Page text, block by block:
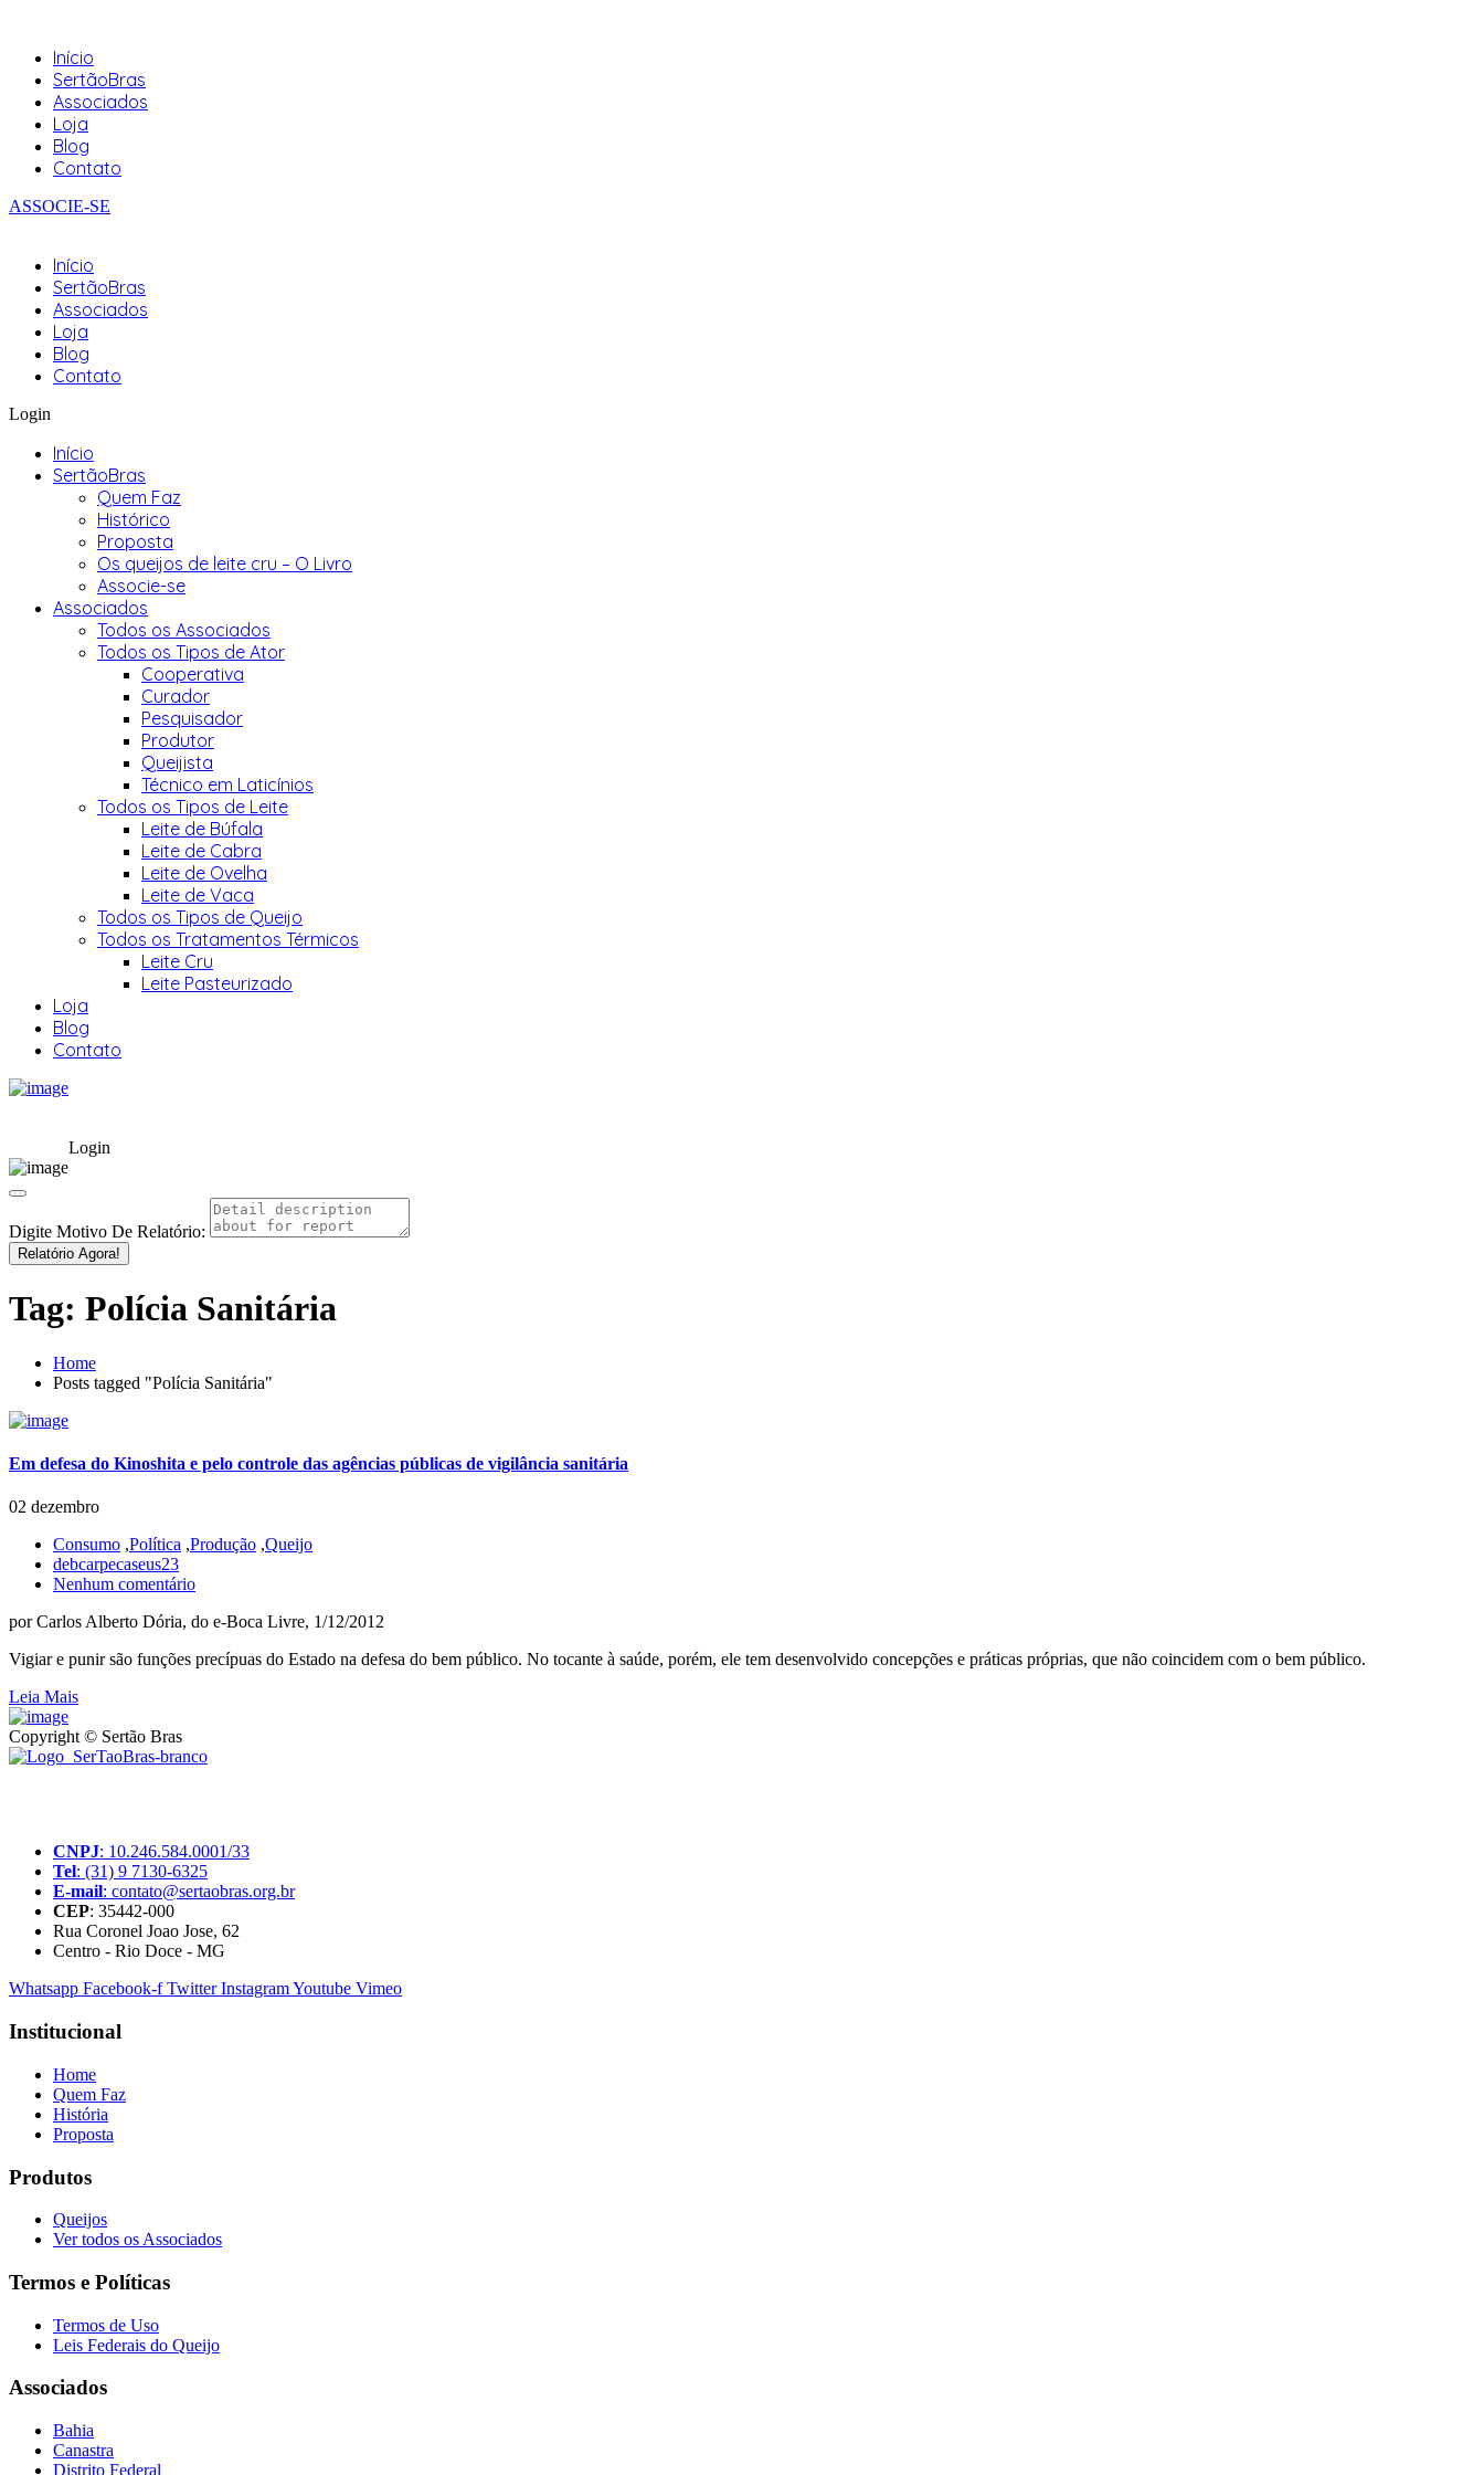
Início
SertãoBras
Associados
Loja
Blog
Contato
ASSOCIE-SE
Início
SertãoBras
Associados
Loja
Blog
Contato
Login
Início
SertãoBras
Quem Faz
Histórico
Proposta
Os queijos de leite cru – O Livro
Associe-se
Associados
Todos os Associados
Todos os Tipos de Ator
Cooperativa
Curador
Pesquisador
Produtor
Queijista
Técnico em Laticínios
Todos os Tipos de Leite
Leite de Búfala
Leite de Cabra
Leite de Ovelha
Leite de Vaca
Todos os Tipos de Queijo
Todos os Tratamentos Térmicos
Leite Cru
Leite Pasteurizado
Loja
Blog
Contato
Login
Digite Motivo De Relatório:
Relatório Agora!
Tag: Polícia Sanitária
Home
Posts tagged "Polícia Sanitária"
Em defesa do Kinoshita e pelo controle das agências públicas de vigilância sanitária
02 dezembro
Consumo ,Política ,Produção ,Queijo
debcarpecaseus23
Nenhum comentário
por Carlos Alberto Dória, do e-Boca Livre, 1/12/2012
Vigiar e punir são funções precípuas do Estado na defesa do bem público. No tocante à saúde, porém, ele tem desenvolvido concepções e práticas próprias, que não coincidem com o bem público.
Leia Mais
Copyright © Sertão Bras
CNPJ: 10.246.584.0001/33
Tel: (31) 9 7130-6325
E-mail: contato@sertaobras.org.br
CEP: 35442-000
Rua Coronel Joao Jose, 62
Centro - Rio Doce - MG
Whatsapp Facebook-f Twitter InstagramYoutube Vimeo
Institucional
Home
Quem Faz
História
Proposta
Produtos
Queijos
Ver todos os Associados
Termos e Políticas
Termos de Uso
Leis Federais do Queijo
Associados
Bahia
Canastra
Distrito Federal